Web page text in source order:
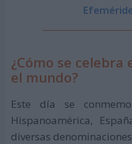
¿Cómo se celebra
el mundo?
Este día se
Hispanoamérica,
diversas